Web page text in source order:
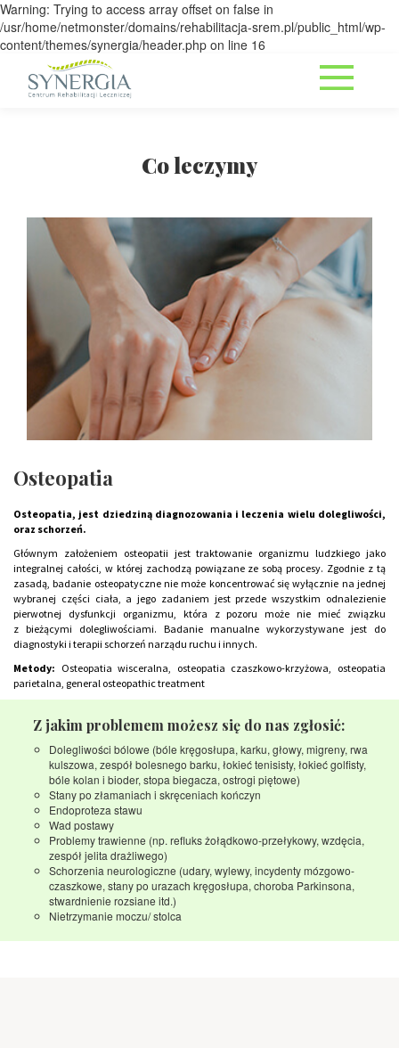
Warning: Trying to access array offset on false in
/usr/home/netmonster/domains/rehabilitacja-srem.pl/public_html/wp-
content/themes/synergia/header.php on line 16
Co leczymy
Osteopatia
Osteopatia, jest dziedziną diagnozowania i leczenia wielu dolegliwości,
oraz schorzeń.
Głównym założeniem osteopatii jest traktowanie organizmu ludzkiego jako
integralnej całości, w której zachodzą powiązane ze sobą procesy. Zgodnie z tą
zasadą, badanie osteopatyczne nie może koncentrować się wyłącznie na jednej
wybranej części ciała, a jego zadaniem jest przede wszystkim odnalezienie
pierwotnej dysfunkcji organizmu, która z pozoru może nie mieć związku
z bieżącymi dolegliwościami. Badanie manualne wykorzystywane jest do
diagnostyki i terapii schorzeń narządu ruchu i innych.
Metody: Osteopatia wisceralna, osteopatia czaszkowo-krzyżowa, osteopatia
parietalna, general osteopathic treatment
Z jakim problemem możesz się do nas zgłosić:
Dolegliwości bólowe (bóle kręgosłupa, karku, głowy, migreny, rwa
kulszowa, zespół bolesnego barku, łokieć tenisisty, łokieć golfisty,
bóle kolan i bioder, stopa biegacza, ostrogi piętowe)
Stany po złamaniach i skręceniach kończyn
Endoproteza stawu
Wad postawy
Problemy trawienne (np. refluks żołądkowo-przełykowy, wzdęcia,
zespół jelita drażliwego)
Schorzenia neurologiczne (udary, wylewy, incydenty mózgowo-
czaszkowe, stany po urazach kręgosłupa, choroba Parkinsona,
stwardnienie rozsiane itd.)
Nietrzymanie moczu/ stolca